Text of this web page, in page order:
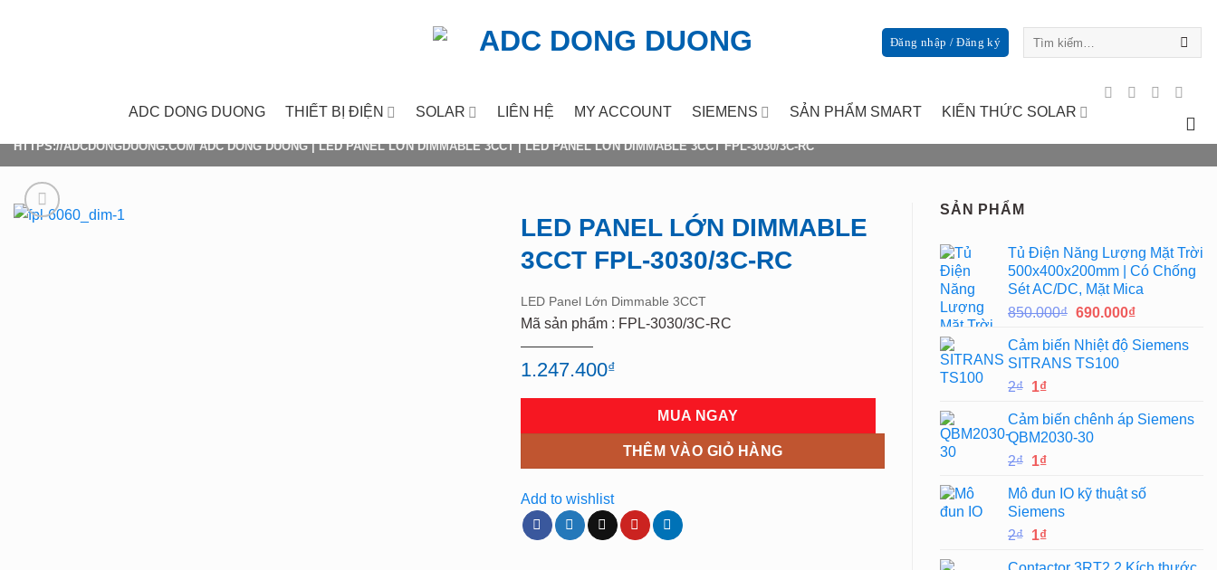
Đăng nhập / Đăng ký
ADC DONG DUONG THIẾT BỊ ĐIỆN SOLAR LIÊN HỆ MY ACCOUNT SIEMENS SẢN PHẨM SMART KIẾN THỨC SOLAR
HTTPS://ADCDONGDUONG.COM ADC DONG DUONG|LED PANEL LỚN DIMMABLE 3CCT|LED PANEL LỚN DIMMABLE 3CCT FPL-3030/3C-RC
LED PANEL LỚN DIMMABLE
3CCT FPL-3030/3C-RC
LED Panel Lớn Dimmable 3CCT
Mã sản phẩm : FPL-3030/3C-RC
1.247.400₫
MUA NGAY
THÊM VÀO GIỎ HÀNG
Add to wishlist
SẢN PHẨM
Tủ Điện Năng Lượng Mặt Trời
500x400x200mm | Có Chống
Sét AC/DC, Mặt Mica
850.000₫ Giá
là:
850.000₫.
690.000₫Giá
tại
Cảm biến Nhiệt độ Siemens
SITRANS TS100
2₫ Giá
là:
2₫.
1₫Giá
tại
là:
1₫.
Cảm biến chênh áp Siemens
QBM2030-30
2₫ Giá
là:
2₫.
1₫Giá
tại
là:
1₫.
Mô đun IO kỹ thuật số
Siemens
2₫ Giá
1₫Giá